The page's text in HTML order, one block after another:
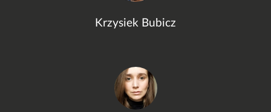
Krzysiek Bubicz